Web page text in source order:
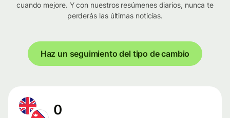
cuando mejore. Y con nuestros resúmenes diarios, nunca te
perderás las últimas noticias.
Haz un seguimiento del tipo de cambio
0